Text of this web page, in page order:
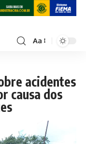
Aa
acidentes
causa dos